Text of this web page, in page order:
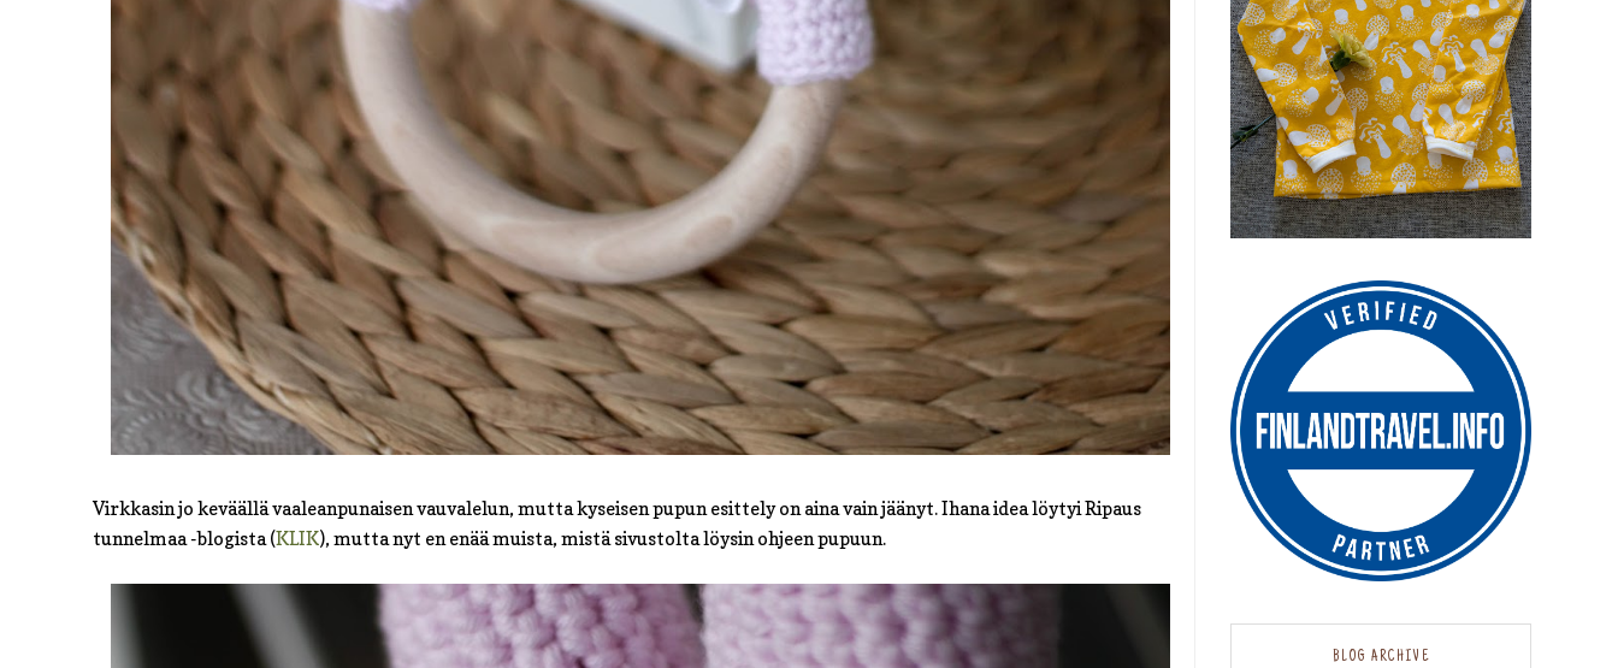
Virkkasin jo keväällä vaaleanpunaisen vauvalelun, mutta kyseisen pupun esittely on aina vain jäänyt. Ihana idea löytyi Ripaus
tunnelmaa -blogista (KLIK), mutta nyt en enää muista, mistä sivustolta löysin ohjeen pupuun.
BLOG ARCHIVE